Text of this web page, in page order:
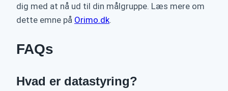
dig med at nå ud til din målgruppe. Læs mere om
dette emne på Orimo.dk.
FAQs
Hvad er datastyring?